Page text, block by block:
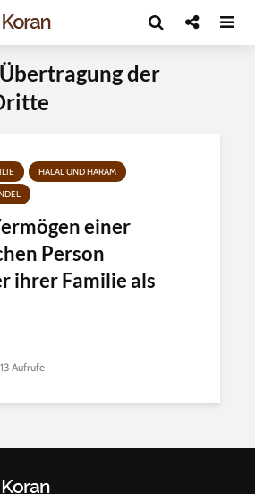
der
HALAL UND HARAM
einer
Person
ihrer Familie als
Aufrufe